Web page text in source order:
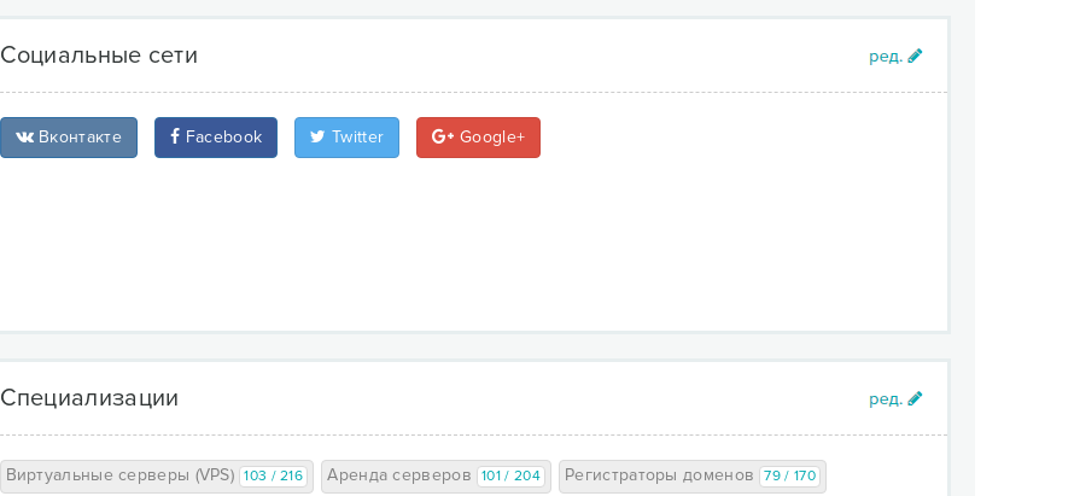
Социальные сети
Вконтакте Facebook Twitter Google+
Специализации
Виртуальные серверы (VPS) 103 / 216 Аренда серверов 101 / 204 Регистраторы доменов 79 / 170